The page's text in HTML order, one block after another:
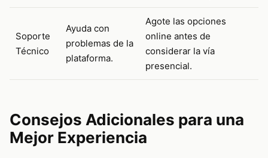
Soporte
Técnico
Ayuda con
problemas de la
plataforma.
Agote las opciones
online antes de
considerar la vía
presencial.
Consejos Adicionales para una
Mejor Experiencia